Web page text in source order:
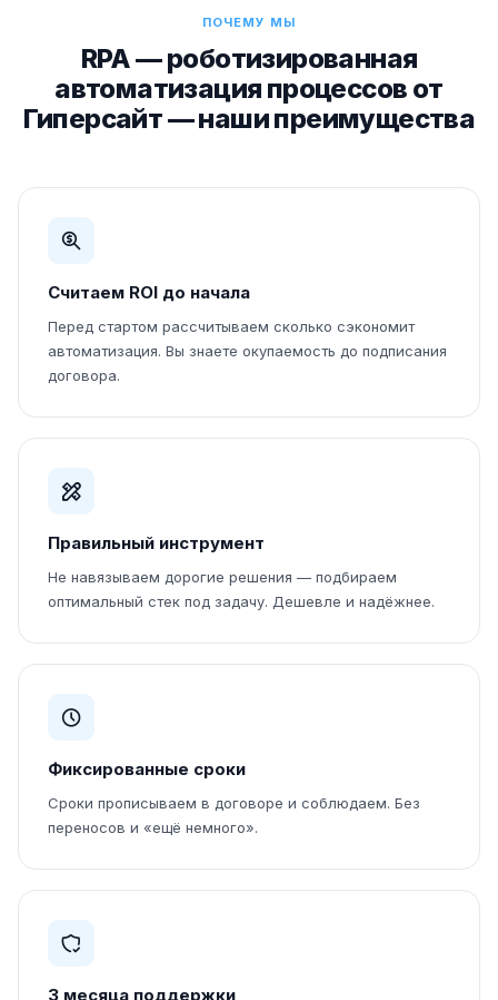
ПОЧЕМУ МЫ
RPA — роботизированная
автоматизация процессов от
Гиперсайт — наши преимущества
Считаем ROI до начала
Перед стартом рассчитываем сколько сэкономит
автоматизация. Вы знаете окупаемость до подписания
договора.
Правильный инструмент
Не навязываем дорогие решения — подбираем
оптимальный стек под задачу. Дешевле и надёжнее.
Фиксированные сроки
Сроки прописываем в договоре и соблюдаем. Без
переносов и «ещё немного».
3 месяца поддержки